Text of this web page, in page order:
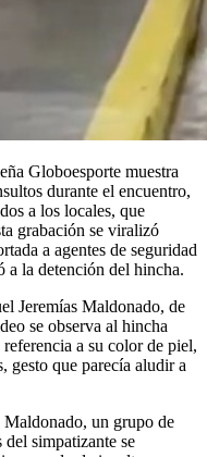
Globoesporte muestra
durante el encuentro,
a los locales, que
grabación se viralizó
a agentes de seguridad
a la detención del hincha.
Jeremías Maldonado, de
se observa al hincha
referencia a su color de piel,
gesto que parecía aludir a
Maldonado, un grupo de
del simpatizante se